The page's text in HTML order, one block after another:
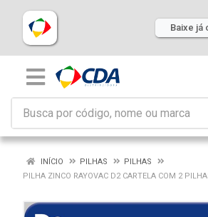
Baixe já
INÍCIO PILHAS
PILHAS
PILHA ZINCO RAYOVAC D2 CARTELA COM 2